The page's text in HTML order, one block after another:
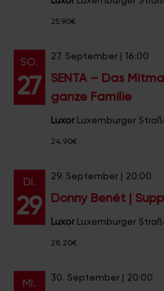
25.90€
SO.
27
SENTA – Das
ganze Familie
27. September | 16:00
Luxor Luxemburger
24.90€
DI.
29 Donny Benét |
29. September | 20:00
Luxor Luxemburger
28.20€
MI. 30. September | 20:00